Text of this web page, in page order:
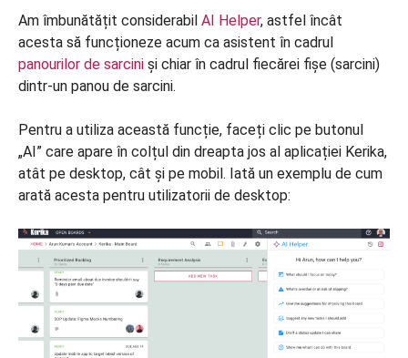
Am îmbunătățit considerabil AI Helper, astfel încât
acesta să funcționeze acum ca asistent în cadrul
panourilor de sarcini și chiar în cadrul fiecărei fișe (sarcini)
dintr-un panou de sarcini.
Pentru a utiliza această funcție, faceți clic pe butonul
„AI” care apare în colțul din dreapta jos al aplicației Kerika,
atât pe desktop, cât și pe mobil. Iată un exemplu de cum
arată acesta pentru utilizatorii de desktop: